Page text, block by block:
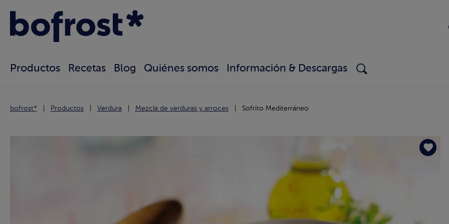
Productos Recetas Blog Quiénes somos Información & Descargas
bofrost* Productos Verdura Mezcla de verduras y arroces Sofrito Mediterráneo